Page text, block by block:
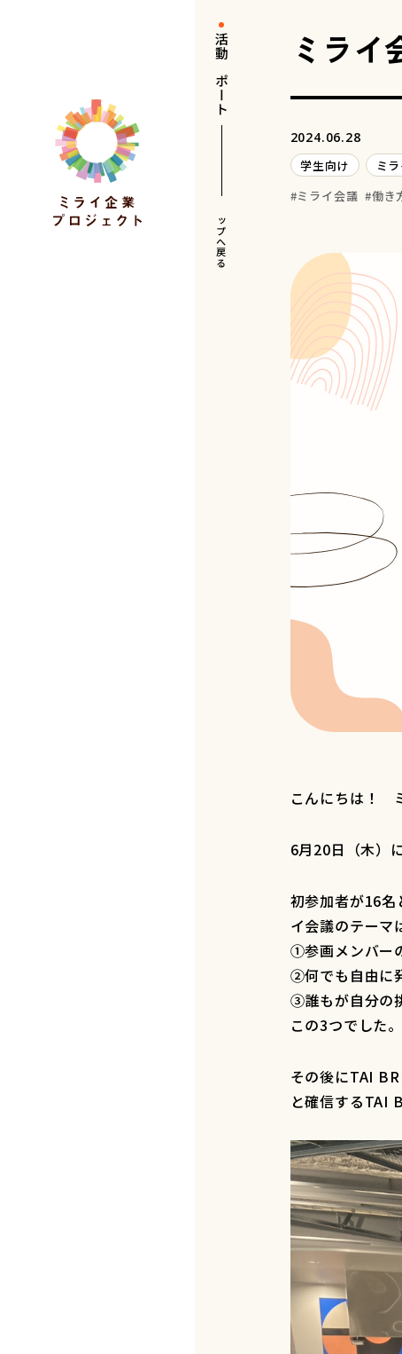
活動レポート
トップへ戻る
ミライ
2024.06.28
学生向け
ミ
ミライ会議
働き
こんにちは！
6月20日（木）
初参加者が16名
イ会議のテーマ
①参画メンバー
②何でも自由に
③誰もが自分の
この3つでした。
その後にTAI
と確信するTAI